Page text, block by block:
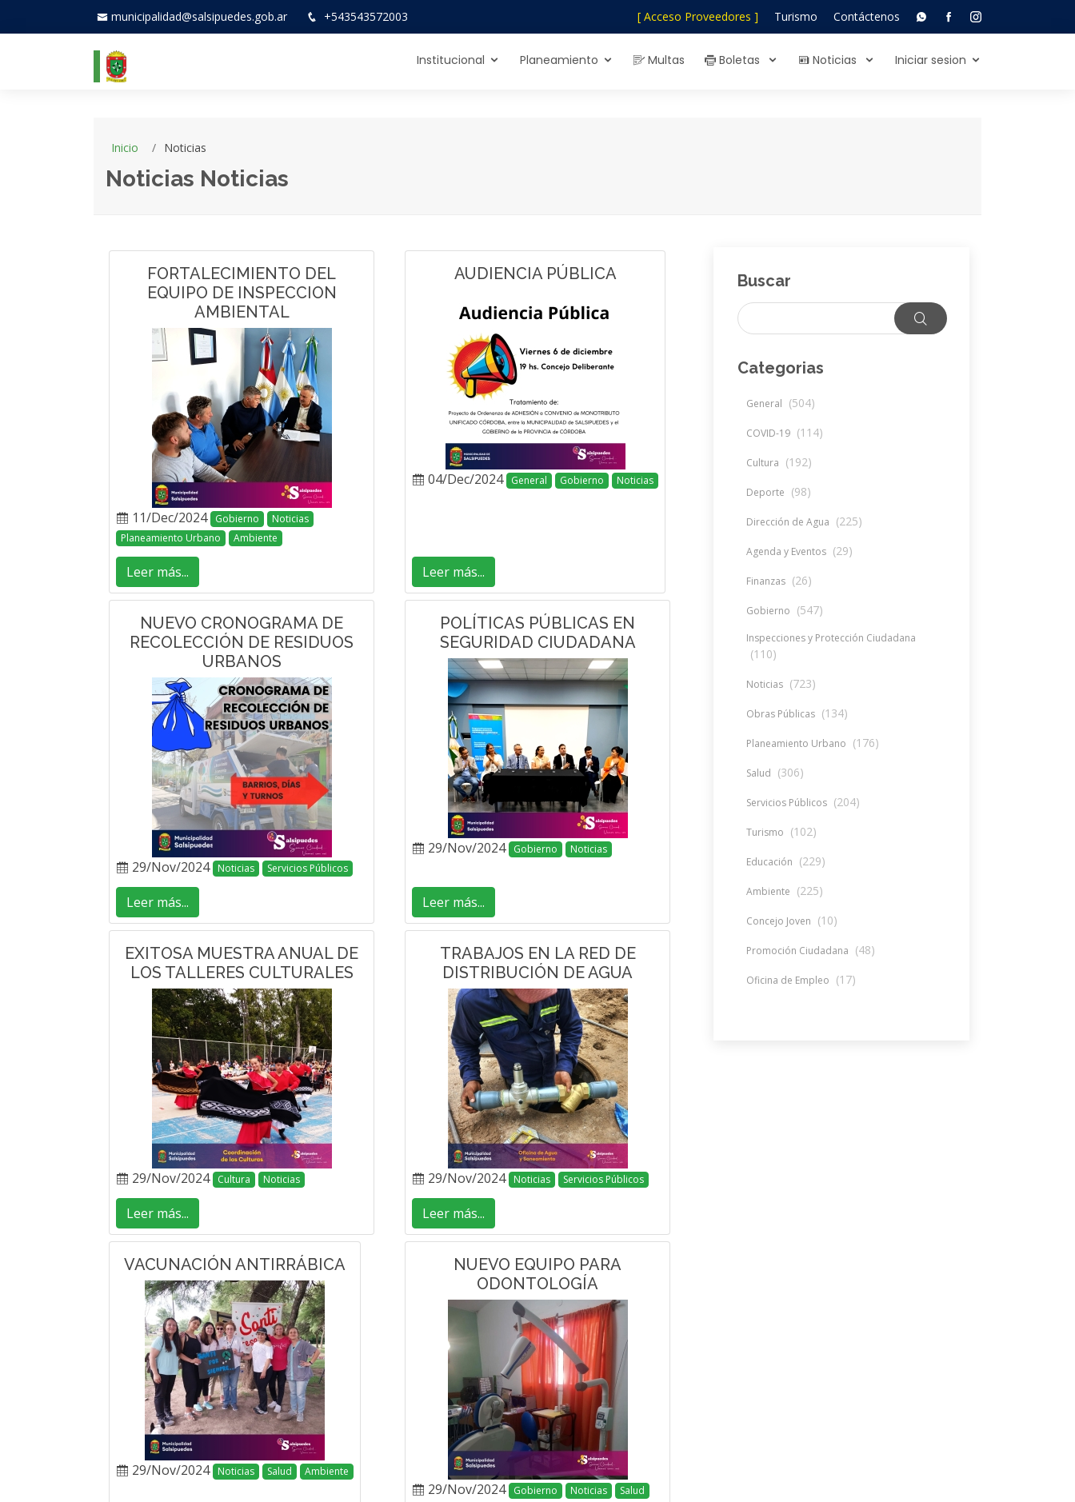
municipalidad@salsipuedes.gob.ar +543543572003 [ Acceso Proveedores ] Turismo Contáctenos
Institucional Planeamiento Multas Boletas Noticias Iniciar sesion
Inicio Noticias
Noticias Noticias
FORTALECIMIENTO DEL
EQUIPO DE INSPECCION
AMBIENTAL
11/Dec/2024 Gobierno
Noticias
Planeamiento Urbano
Ambiente
Leer más...
AUDIENCIA PÚBLICA
04/Dec/2024 General Gobierno Noticias
Leer más...
NUEVO CRONOGRAMA DE
RECOLECCIÓN DE RESIDUOS
URBANOS
29/Nov/2024 Noticias Servicios Públicos
Leer más...
POLÍTICAS PÚBLICAS EN
SEGURIDAD CIUDADANA
29/Nov/2024 Gobierno Noticias
Leer más...
EXITOSA MUESTRA ANUAL DE
LOS TALLERES CULTURALES
29/Nov/2024 Cultura Noticias
Leer más...
TRABAJOS EN LA RED DE
DISTRIBUCIÓN DE AGUA
29/Nov/2024 Noticias Servicios Públicos
Leer más...
VACUNACIÓN ANTIRRÁBICA
29/Nov/2024 Noticias Salud Ambiente
NUEVO EQUIPO PARA
ODONTOLOGÍA
29/Nov/2024 Gobierno Noticias Salud
Buscar
Categorias
General (504)
COVID-19 (114)
Cultura (192)
Deporte (98)
Dirección de Agua (225)
Agenda y Eventos (29)
Finanzas (26)
Gobierno (547)
Inspecciones y Protección Ciudadana
(110)
Noticias (723)
Obras Públicas (134)
Planeamiento Urbano (176)
Salud (306)
Servicios Públicos (204)
Turismo (102)
Educación (229)
Ambiente (225)
Concejo Joven (10)
Promoción Ciudadana (48)
Oficina de Empleo (17)